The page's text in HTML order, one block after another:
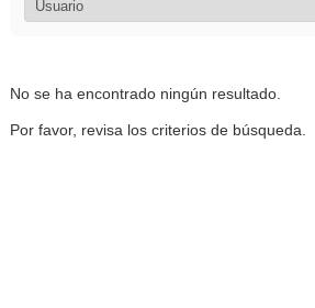
No se ha encontrado ningún resultado.
Por favor, revisa los criterios de búsqueda.